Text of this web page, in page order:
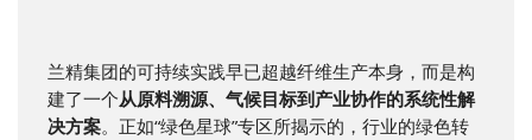
兰精集团的可持续实践早已超越纤维生产本身，而是构
建了一个从原料溯源、气候目标到产业协作的系统性解
决方案。正如“绿色星球”专区所揭示的，行业的绿色转